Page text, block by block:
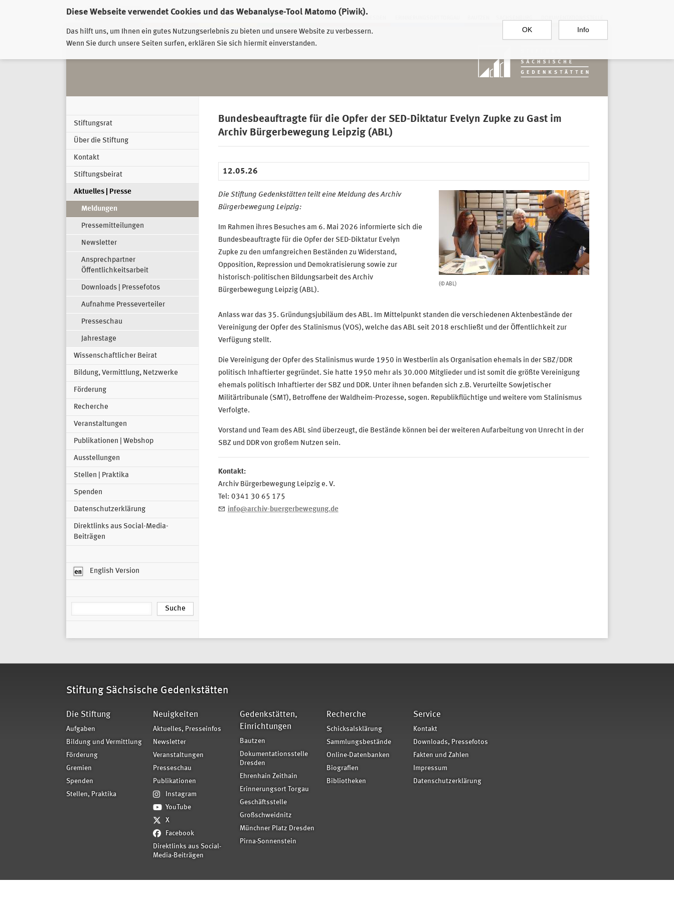
Diese Webseite verwendet Cookies und das Webanalyse-Tool Matomo (Piwik).
Das hilft uns, um Ihnen ein gutes Nutzungserlebnis zu bieten und unsere Website zu verbessern.
Wenn Sie durch unsere Seiten surfen, erklären Sie sich hiermit einverstanden.
OK Info
EHRENHAIN ZEITHAIN MÜNCHNER PLATZ DRESDEN
Stiftungsrat
Über die Stiftung
Kontakt
Stiftungsbeirat
Aktuelles | Presse
Meldungen
Pressemitteilungen
Newsletter
Ansprechpartner
Öffentlichkeitsarbeit
Downloads | Pressefotos
Aufnahme Presseverteiler
Presseschau
Jahrestage
Wissenschaftlicher Beirat
Bildung, Vermittlung, Netzwerke
Förderung
Recherche
Veranstaltungen
Publikationen | Webshop
Ausstellungen
Stellen | Praktika
Spenden
Datenschutzerklärung
Direktlinks aus Social-Media-
Beiträgen
English Version
Bundesbeauftragte für die Opfer der SED-Diktatur Evelyn Zupke zu Gast im
Archiv Bürgerbewegung Leipzig (ABL)
12.05.26
(© ABL)
Die Stiftung Gedenkstätten teilt eine Meldung des Archiv
Bürgerbewegung Leipzig:
Im Rahmen ihres Besuches am 6. Mai 2026 informierte sich die
Bundesbeauftragte für die Opfer der SED-Diktatur Evelyn
Zupke zu den umfangreichen Beständen zu Widerstand,
Opposition, Repression und Demokratisierung sowie zur
historisch-politischen Bildungsarbeit des Archiv
Bürgerbewegung Leipzig (ABL).
Anlass war das 35. Gründungsjubiläum des ABL. Im Mittelpunkt standen die verschiedenen Aktenbestände der
Vereinigung der Opfer des Stalinismus (VOS), welche das ABL seit 2018 erschließt und der Öffentlichkeit zur
Verfügung stellt.
Die Vereinigung der Opfer des Stalinismus wurde 1950 in Westberlin als Organisation ehemals in der SBZ/DDR
politisch Inhaftierter gegründet. Sie hatte 1950 mehr als 30.000 Mitglieder und ist somit die größte Vereinigung
ehemals politisch Inhaftierter der SBZ und DDR. Unter ihnen befanden sich z.B. Verurteilte Sowjetischer
Militärtribunale (SMT), Betroffene der Waldheim-Prozesse, sogen. Republikflüchtige und weitere vom Stalinismus
Verfolgte.
Vorstand und Team des ABL sind überzeugt, die Bestände können bei der weiteren Aufarbeitung von Unrecht in der
SBZ und DDR von großem Nutzen sein.
Kontakt:
Archiv Bürgerbewegung Leipzig e. V.
Tel: 0341 30 65 175
info@archiv-buergerbewegung.de
Stiftung Sächsische Gedenkstätten
Die Stiftung
Aufgaben
Bildung und Vermittlung
Förderung
Gremien
Spenden
Stellen, Praktika
Neuigkeiten
Aktuelles, Presseinfos
Newsletter
Veranstaltungen
Presseschau
Publikationen
Instagram
YouTube
X
Facebook
Direktlinks aus Social-
Media-Beiträgen
Gedenkstätten,
Einrichtungen
Bautzen
Dokumentationsstelle
Dresden
Ehrenhain Zeithain
Erinnerungsort Torgau
Geschäftsstelle
Großschweidnitz
Münchner Platz Dresden
Pirna-Sonnenstein
Recherche
Schicksalsklärung
Sammlungsbestände
Online-Datenbanken
Biografien
Bibliotheken
Service
Kontakt
Downloads, Pressefotos
Fakten und Zahlen
Impressum
Datenschutzerklärung